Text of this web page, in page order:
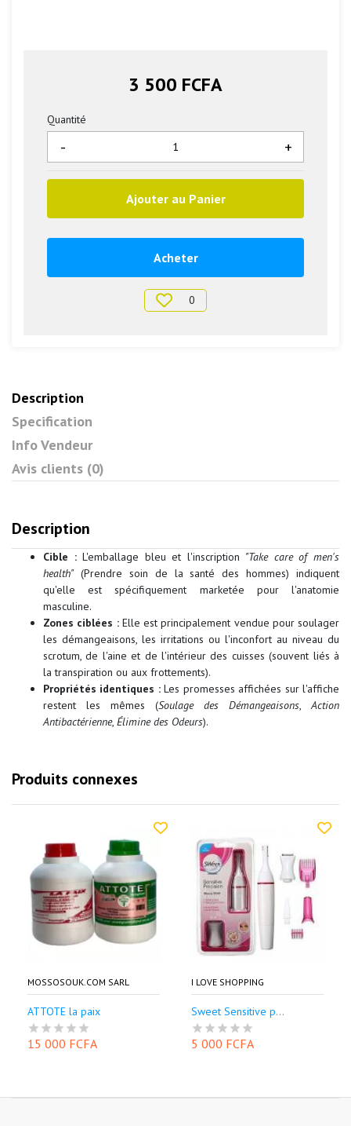
3 500 FCFA
Quantité
+
-
Ajouter au Panier
Acheter
0
Description
Specification
Info Vendeur
Avis clients (0)
Description
Cible :L'emballage bleu et l'inscription "Take care of men's
health" (Prendre soin de la santé des hommes) indiquent
qu'elle est spécifiquement marketée pour l'anatomie
masculine.
Zones ciblées :Elle est principalement vendue pour soulager
les démangeaisons, les irritations ou l'inconfort au niveau du
scrotum, de l'aine et de l'intérieur des cuisses (souvent liés à
la transpiration ou aux frottements).
Propriétés identiques :Les promesses affichées sur l'affiche
restent les mêmes (Soulage des Démangeaisons,Action
Antibactérienne, Élimine des Odeurs).
Produits connexes
MOSSOSOUK.COM SARL
ATTOTE la paix
15 000 FCFA
I LOVE SHOPPING
Sweet Sensitive p...
5 000 FCFA